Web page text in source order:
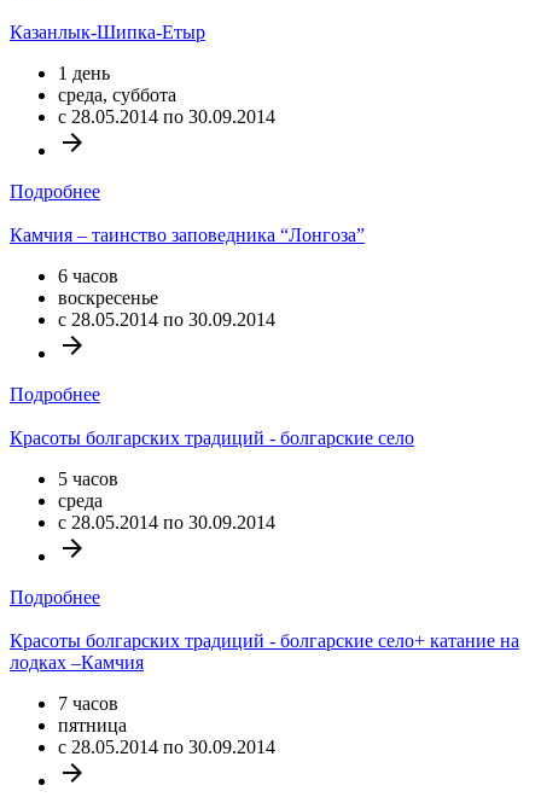
Казанлык-Шипка-Етыр
1 день
среда, суббота
c 28.05.2014 по 30.09.2014
arrow_forward
Подробнее
Камчия – таинство заповедника “Лонгоза”
6 часов
воскресенье
c 28.05.2014 по 30.09.2014
arrow_forward
Подробнее
Красоты болгарских традиций - болгарские село
5 часов
среда
c 28.05.2014 по 30.09.2014
arrow_forward
Подробнее
Красоты болгарских традиций - болгарские село+ катание на
лодках –Камчия
7 часов
пятница
c 28.05.2014 по 30.09.2014
arrow_forward